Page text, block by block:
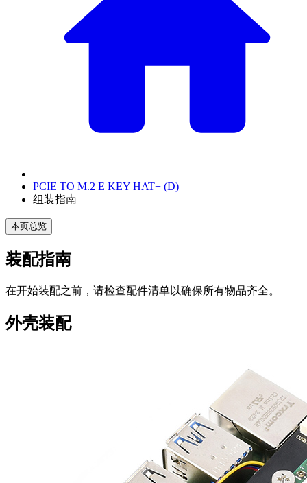
PCIE TO M.2 E KEY HAT+ (D)
组装指南
本页总览
装配指南
在开始装配之前，请检查配件清单以确保所有物品齐全。
外壳装配